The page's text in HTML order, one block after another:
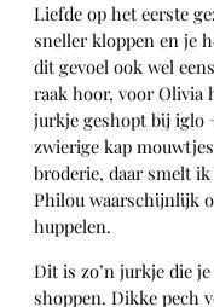
Liefde op het eerste
sneller kloppen en je
dit gevoel ook wel
raak hoor, voor Olivia
jurkje geshopt bij iglo
zwierige kap
broderie, daar smelt
Philou waarschijnlijk
huppelen.
Dit is zo’n jurkje die
shoppen. Dikke pech